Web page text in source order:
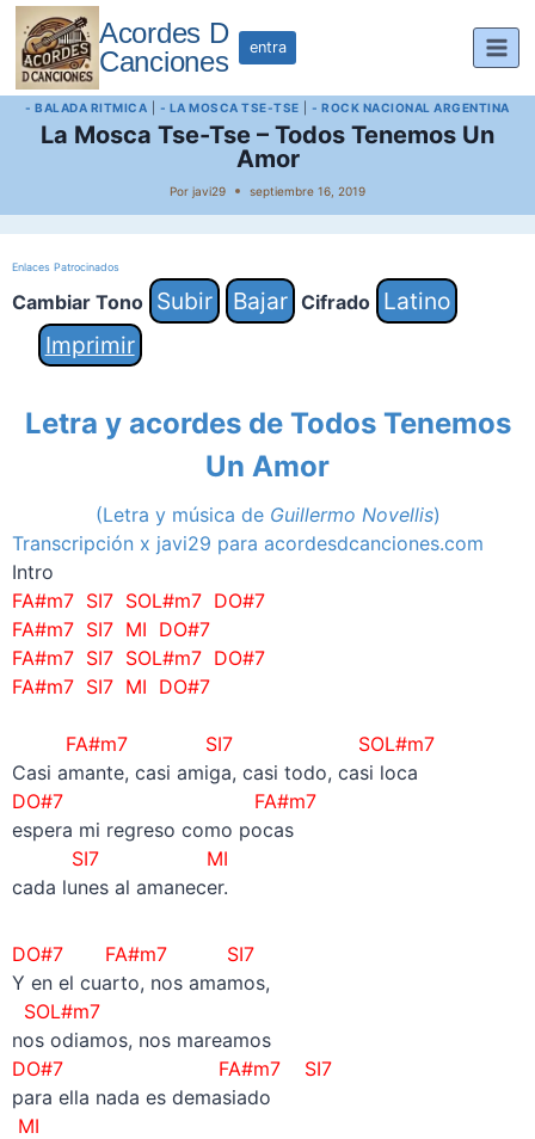
Saltar
contenido
Acordes D
Canciones
entra
- BALADA RITMICA - LA MOSCA TSE-TSE |- ROCK NACIONAL ARGENTINA
La Mosca Tse-Tse – Todos Tenemos Un
Amor
Por javi29 septiembre 16, 2019
Enlaces Patrocinados
Cambiar Tono Subir Bajar Cifrado
Latino
Imprimir
Letra y acordes de Todos Tenemos
Un Amor
(Letra y música de Guillermo Novellis)
Transcripción x javi29 para acordesdcanciones.com
Intro
FA#m7 SI7 SOL#m7 DO#7
FA#m7 SI7 MI DO#7
FA#m7 SI7 SOL#m7 DO#7
FA#m7 SI7 MI DO#7
FA#m7 SI7SOL#m7
Casi amante, casi amiga, casi todo, casi loca
DO#7 FA#m7
espera mi regreso como pocas
SI7 MI
cada lunes al amanecer.
DO#7
FA#m7 SI7
Y en el cuarto, nos amamos,
SOL#m7
nos odiamos, nos mareamos
DO#7 FA#m7 SI7
para ella nada es demasiado
MI